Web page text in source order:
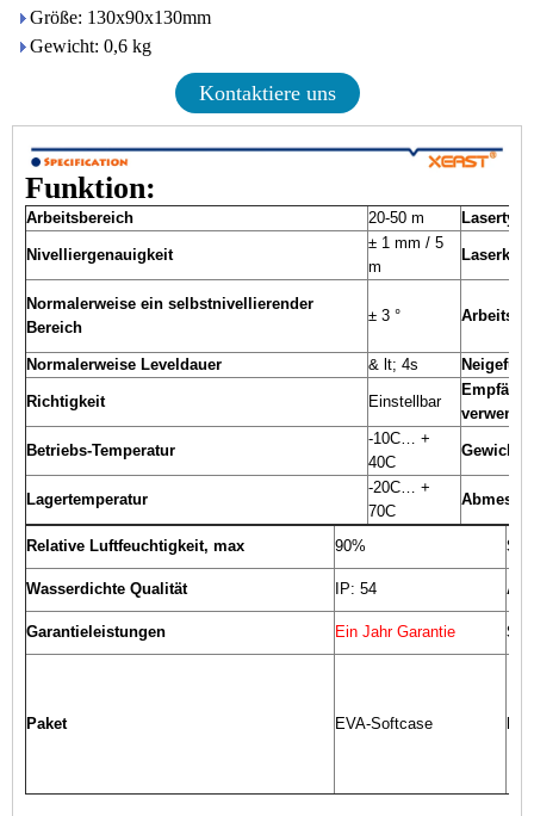
Größe: 130x90x130mm
Gewicht: 0,6 kg
Kontaktiere uns
Funktion:
Arbeitsbereich 20-50 m Lasertyp
Nivelliergenauigkeit
± 1 mm / 5
m
Normalerweise ein selbstnivellierender
Bereich
± 3 °
Normalerweise Leveldauer & lt; 4s
Richtigkeit Einstellbar
Betriebs-Temperatur
-10C… +
40C
Gewicht
Lagertemperatur
-20C… +
70C
Relative Luftfeuchtigkeit, max 90%
Wasserdichte Qualität IP: 54
Garantieleistungen Ein Jahr Garantie
Paket EVA-Softcase